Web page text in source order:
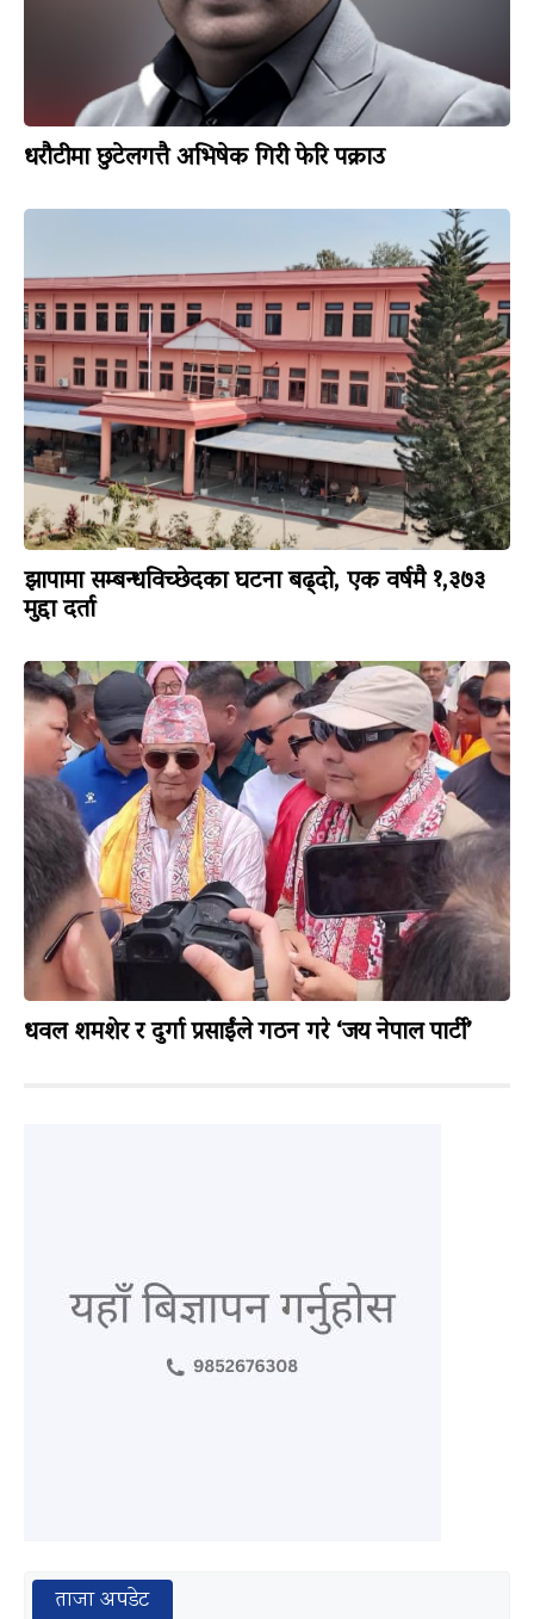
धरौटीमा छुटेलगत्तै अभिषेक गिरी फेरि पक्राउ
झापामा सम्बन्धविच्छेदका घटना बढ्दो, एक वर्षमै १,३७३
मुद्दा दर्ता
धवल शमशेर र दुर्गा प्रसाईंले गठन गरे ‘जय नेपाल पार्टी’
ताजा अपडेट